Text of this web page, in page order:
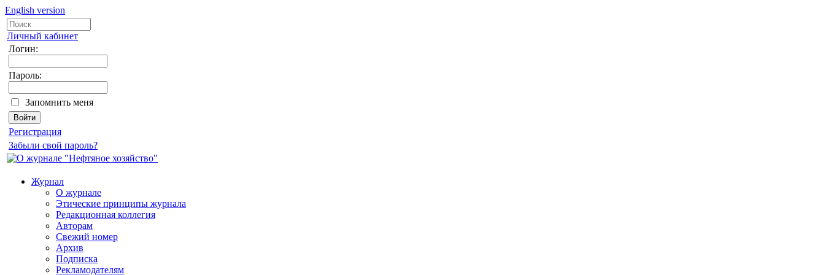
English version
Личный кабинет
Логин:
Пароль:
Запомнить меня
Регистрация
Забыли свой пароль?
Журнал
О журнале
Этические принципы журнала
Редакционная коллегия
Авторам
Свежий номер
Архив
Подписка
Рекламодателям